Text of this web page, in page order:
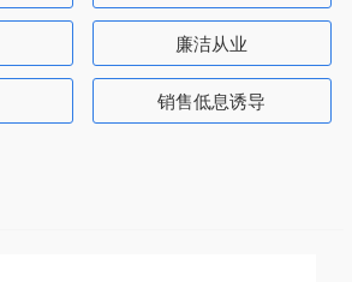
廉洁从业
销售低息诱导